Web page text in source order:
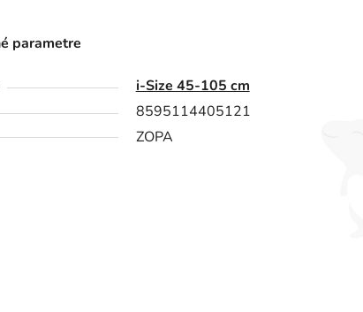
parametre
i-Size 45-105 cm
8595114405121
ZOPA